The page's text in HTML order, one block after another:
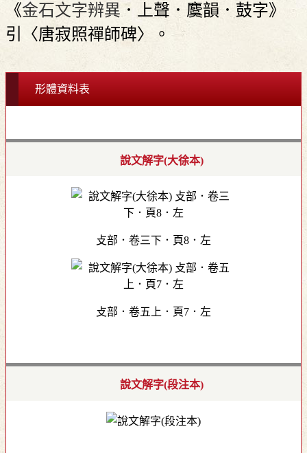
《金石文字辨異 ．上聲．麌韻．鼓字》
引〈唐寂照禪師碑〉。
形體資料表
說文解字(大徐本)
攴部．卷三下．頁8．左
攴部．卷五上．頁7．左
說文解字(段注本)